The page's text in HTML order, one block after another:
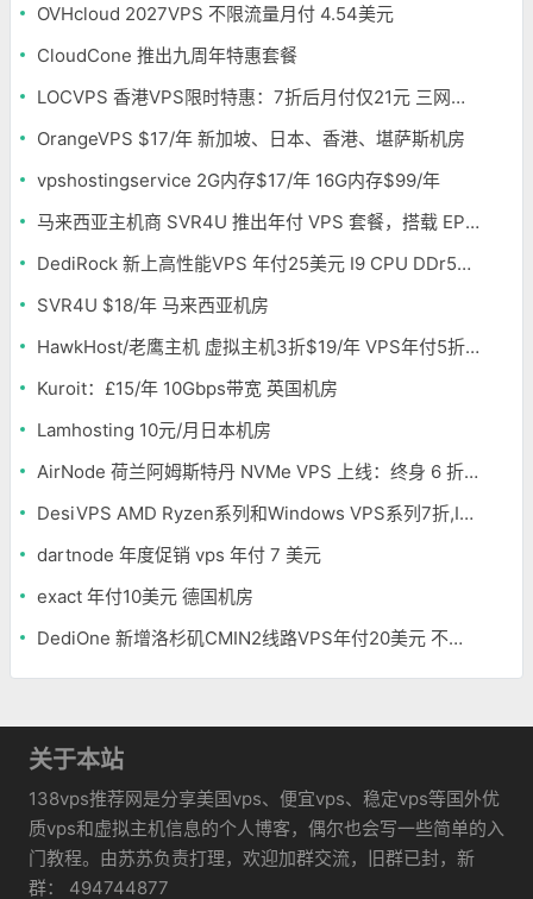
OVHcloud 2027VPS 不限流量月付 4.54美元
CloudCone 推出九周年特惠套餐
LOCVPS 香港VPS限时特惠：7折后月付仅21元 三网优化BGP线路 可选原生IP
OrangeVPS $17/年 新加坡、日本、香港、堪萨斯机房
vpshostingservice 2G内存$17/年 16G内存$99/年
马来西亚主机商 SVR4U 推出年付 VPS 套餐，搭载 EPYC/至强铂金，支持支付宝
DediRock 新上高性能VPS 年付25美元 I9 CPU DDr5内存 纽约机房
SVR4U $18/年 马来西亚机房
HawkHost/老鹰主机 虚拟主机3折$19/年 VPS年付5折$25/年
Kuroit：£15/年 10Gbps带宽 英国机房
Lamhosting 10元/月日本机房
AirNode 荷兰阿姆斯特丹 NVMe VPS 上线：终身 6 折，€1.99/月起，2.5Tbit/s DDoS 防护
DesiVPS AMD Ryzen系列和Windows VPS系列7折,Intel系列年付11.6美元
dartnode 年度促销 vps 年付 7 美元
exact 年付10美元 德国机房
DediOne 新增洛杉矶CMIN2线路VPS年付20美元 不限流量
关于本站
138vps推荐网是分享美国vps、便宜vps、稳定vps等国外优
质vps和虚拟主机信息的个人博客，偶尔也会写一些简单的入
门教程。由苏苏负责打理，欢迎加群交流，旧群已封，新
群： 494744877